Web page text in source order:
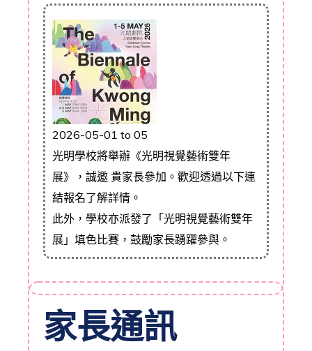
2026-05-01 to 05
光明學校將舉辦《光明視覺藝術雙年
展》，誠邀 貴家長參加。歡迎透過以下連
結報名了解詳情。
此外，學校亦派發了「光明視覺藝術雙年
展」填色比賽，鼓勵家長踴躍參與。
家長通訊